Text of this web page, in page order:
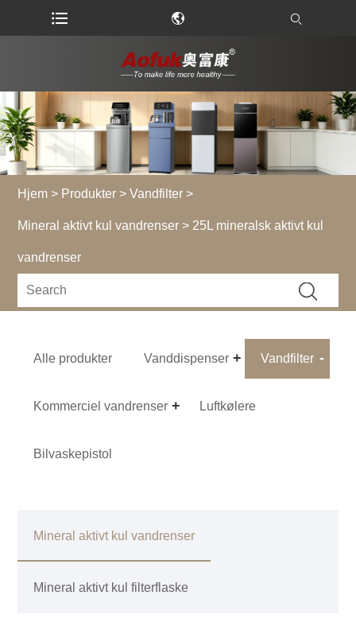
Hjem > Produkter >Vandfilter >
Mineral aktivt kul vandrenser > 25L mineralsk aktivt kul
vandrenser
Alle produkter Vanddispenser Vandfilter
Kommerciel vandrenser Luftkølere
Bilvaskepistol
Mineral aktivt kul vandrenser
Mineral aktivt kul filterflaske